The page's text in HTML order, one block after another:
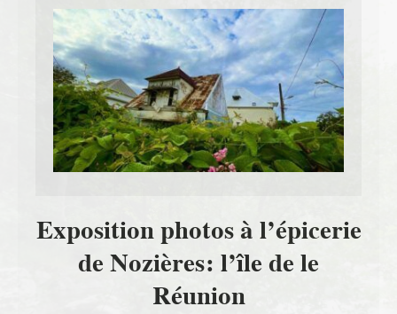
Exposition photos à l’épicerie
de Nozières: l’île de le
Réunion